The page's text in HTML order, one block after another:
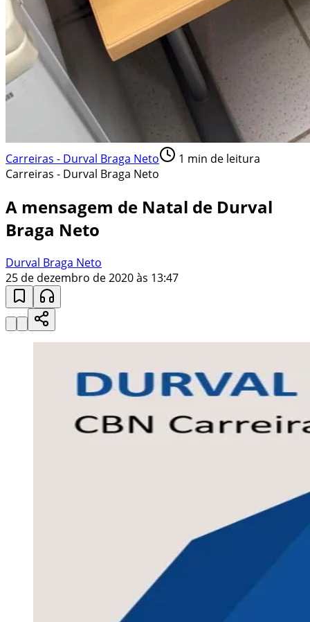
Carreiras - Durval Braga Neto 1 min de leitura
Carreiras - Durval Braga Neto
A mensagem de Natal de Durval
Braga Neto
Durval Braga Neto
25 de dezembro de 2020 às 13:47